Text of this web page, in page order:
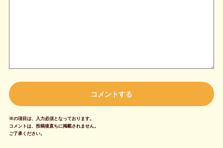
※の項目は、入力必須となっております。
コメントは、投稿後直ちに掲載されません。
ご了承ください。